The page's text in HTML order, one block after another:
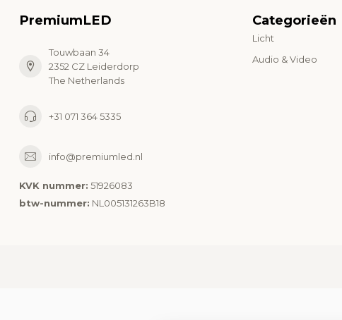
PremiumLED
Touwbaan 34
2352 CZ Leiderdorp
The Netherlands
+31 071 364 5335
info@premiumled.nl
KVK nummer: 51926083
btw-nummer: NL005131263B18
Categorieën
Licht
Audio & Video